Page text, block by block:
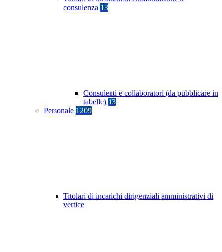
consulenza 13
Consulenti e collaboratori (da pubblicare in
tabelle) 13
Personale 1209
Titolari di incarichi dirigenziali amministrativi di
vertice